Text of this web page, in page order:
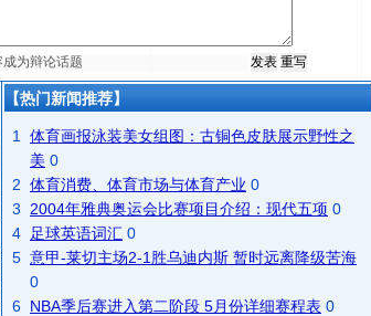
【热门新闻推荐】
1
体育画报泳装美女组图：古铜色皮肤展示野性之
美 0
2 体育消费、体育市场与体育产业 0
3
2004年雅典奥运会比赛项目介绍：现代五项 0
4
足球英语词汇 0
5 意甲-莱切主场2-1胜乌迪内斯 暂时远离降级苦海
0
6 NBA季后赛进入第二阶段 5月份详细赛程表 0